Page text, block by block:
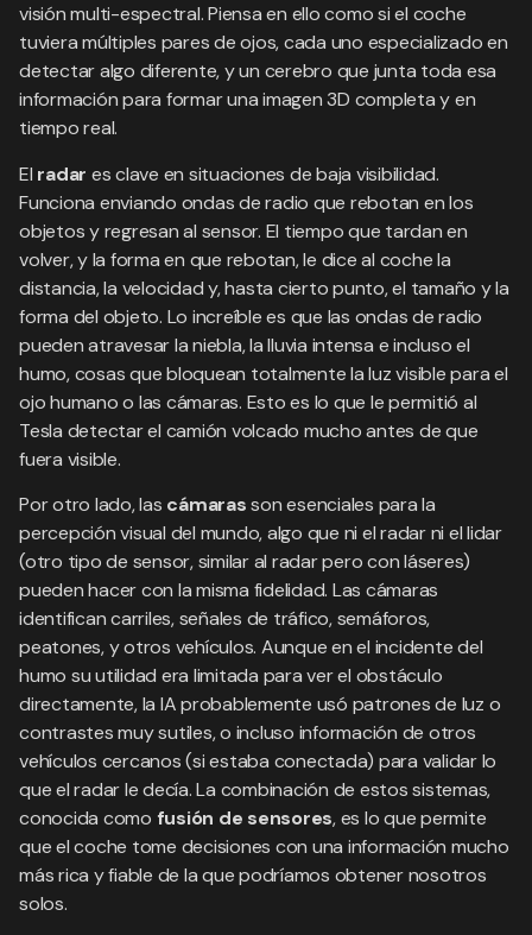
visión multi-espectral. Piensa en ello como si el coche
tuviera múltiples pares de ojos, cada uno especializado en
detectar algo diferente, y un cerebro que junta toda esa
información para formar una imagen 3D completa y en
tiempo real.
El radar es clave en situaciones de baja visibilidad.
Funciona enviando ondas de radio que rebotan en los
objetos y regresan al sensor. El tiempo que tardan en
volver, y la forma en que rebotan, le dice al coche la
distancia, la velocidad y, hasta cierto punto, el tamaño y la
forma del objeto. Lo increíble es que las ondas de radio
pueden atravesar la niebla, la lluvia intensa e incluso el
humo, cosas que bloquean totalmente la luz visible para el
ojo humano o las cámaras. Esto es lo que le permitió al
Tesla detectar el camión volcado mucho antes de que
fuera visible.
Por otro lado, las cámarasson esenciales para la
percepción visual del mundo, algo que ni el radar ni el lidar
(otro tipo de sensor, similar al radar pero con láseres)
pueden hacer con la misma fidelidad. Las cámaras
identifican carriles, señales de tráfico, semáforos,
peatones, y otros vehículos. Aunque en el incidente del
humo su utilidad era limitada para ver el obstáculo
directamente, la IA probablemente usó patrones de luz o
contrastes muy sutiles, o incluso información de otros
vehículos cercanos (si estaba conectada) para validar lo
que el radar le decía. La combinación de estos sistemas,
conocida como fusión de sensores, es lo que permite
que el coche tome decisiones con una información mucho
más rica y fiable de la que podríamos obtener nosotros
solos.